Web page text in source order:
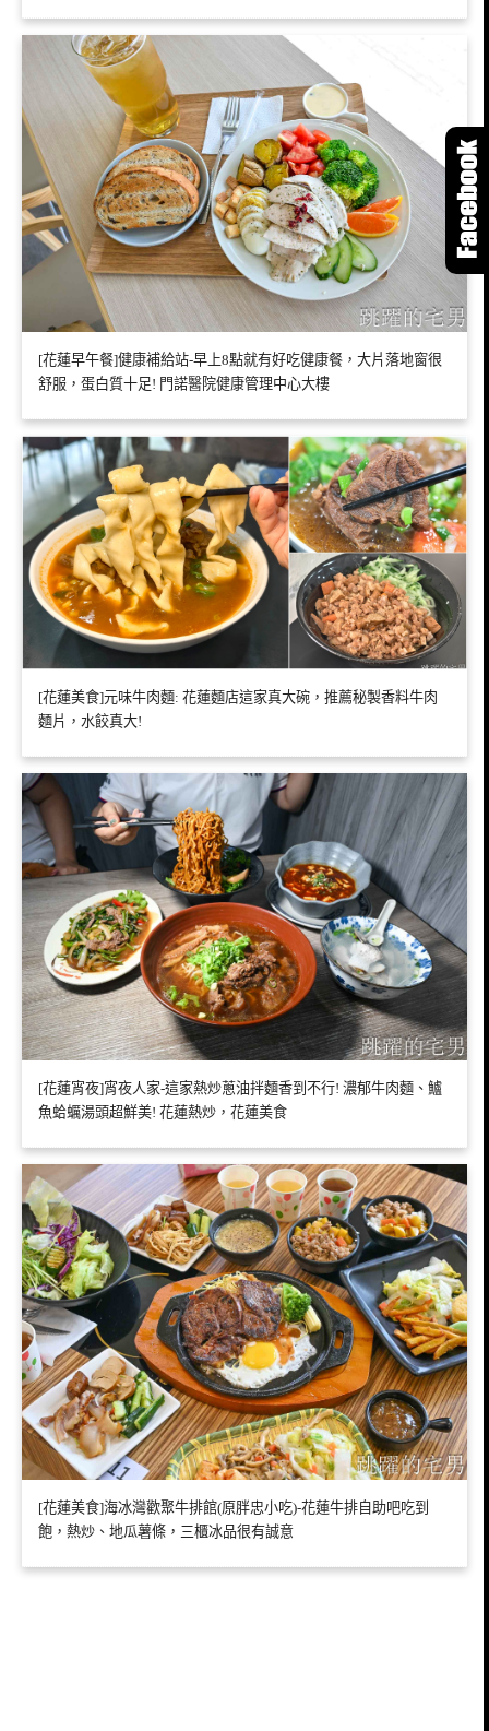
[花蓮早午餐]健康補給站-早上8點就有好吃健康餐，大片落地窗很
舒服，蛋白質十足! 門諾醫院健康管理中心大樓
[花蓮美食]元味牛肉麵: 花蓮麵店這家真大碗，推薦秘製香料牛肉
麵片，水餃真大!
[花蓮宵夜]宵夜人家-這家熱炒蔥油拌麵香到不行! 濃郁牛肉麵、鱸
魚蛤蠣湯頭超鮮美! 花蓮熱炒，花蓮美食
[花蓮美食]海冰灣歡聚牛排館(原胖忠小吃)-花蓮牛排自助吧吃到
飽，熱炒、地瓜薯條，三櫃冰品很有誠意